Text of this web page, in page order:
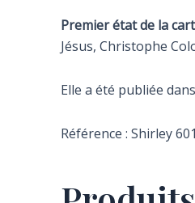
Premier état de la
Jésus, Christophe
Elle a été publiée
Référence : Shirley